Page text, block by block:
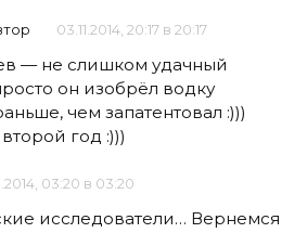
03.11.2014, 20:17 в 20:17
— не слишком удачный
он изобрёл водку
чем запатентовал :)))
год :)))
03:20 в 03:20
исследователи… Вернемся